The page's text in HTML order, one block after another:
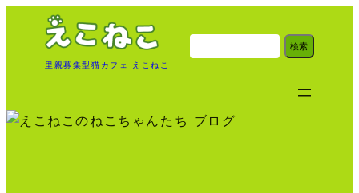
ッ
里親募集型猫カフェ えこねこ
検
索
検索